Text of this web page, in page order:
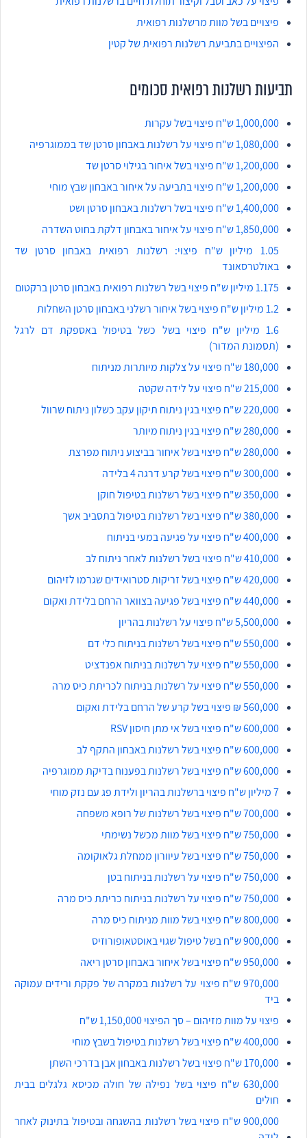
פיצויים בשל מוות מרשלנות רפואית
הפיצויים בתביעת רשלנות רפואית של קטין
תביעות רשלנות רפואית סכומים
1,000,000 ש"ח פיצוי בשל עקרות
1,080,000 ש"ח פיצוי על רשלנות באבחון סרטן שד בממוגרפיה
1,200,000 ש"ח פיצוי בשל איחור בגילוי סרטן שד
1,200,000 ש"ח פיצוי בתביעה על איחור באבחון שבץ מוחי
1,400,000 ש"ח פיצוי בשל רשלנות באבחון סרטן ושט
1,850,000 ש"ח פיצוי על איחור באבחון דלקת בחוט השדרה
1.05 מיליון ש"ח פיצוי: רשלנות רפואית באבחון סרטן שד
באולטרסאונד
1.175 מיליון ש"ח פיצוי בשל רשלנות רפואית באבחון סרטן ברקטום
1.2 מיליון ש"ח פיצוי בשל איחור רשלני באבחון סרטן השחלות
1.6 מיליון ש"ח פיצוי בשל כשל בטיפול באספקת דם לרגל
(תסמונת המדור)
180,000 ש"ח פיצוי על צלקות מיותרות מניתוח
215,000 ש"ח פיצוי על לידה שקטה
220,000 ש"ח פיצוי בגין ניתוח תיקון עקב כשלון ניתוח שרוול
280,000 ש"ח פיצוי בגין ניתוח מיותר
280,000 ש"ח פיצוי בשל איחור בביצוע ניתוח מפרצת
300,000 ש"ח פיצוי בשל קרע דרגה 4 בלידה
350,000 ש"ח פיצוי בשל רשלנות בטיפול חוקן
380,000 ש"ח פיצוי בשל רשלנות בטיפול בתסביב אשך
400,000 ש"ח פיצוי על פגיעה במעי בניתוח
410,000 ש"ח פיצוי בשל רשלנות לאחר ניתוח לב
420,000 ש"ח פיצוי בשל זריקות סטרואידים שגרמו לזיהום
440,000 ש"ח פיצוי בשל פגיעה בצוואר הרחם בלידת ואקום
5,500,000 ש"ח פיצוי על רשלנות בהריון
550,000 ש"ח פיצוי בשל רשלנות בניתוח כלי דם
550,000 ש"ח פיצוי על רשלנות בניתוח אפנדציט
550,000 ש"ח פיצוי על רשלנות בניתוח לכריתת כיס מרה
560,000 ₪ פיצוי בשל קרע של הרחם בלידת ואקום
600,000 ש"ח פיצוי בשל אי מתן חיסון RSV
600,000 ש"ח פיצוי בשל רשלנות באבחון התקף לב
600,000 ש"ח פיצוי בשל רשלנות בפענוח בדיקת ממוגרפיה
7 מיליון ש"ח פיצוי ברשלנות בהריון ולידת פג עם נזק מוחי
700,000 ש"ח פיצוי בשל רשלנות של רופא משפחה
750,000 ש"ח פיצוי בשל מוות מכשל נשימתי
750,000 ש"ח פיצוי בשל עיוורון ממחלת גלאוקומה
750,000 ש"ח פיצוי על רשלנות בניתוח בטן
750,000 ש"ח פיצוי על רשלנות בניתוח כריתת כיס מרה
800,000 ש"ח פיצוי בשל מוות מניתוח כיס מרה
900,000 ש"ח בשל טיפול שגוי באוסטאופורוזיס
950,000 ש"ח פיצוי בשל איחור באבחון סרטן ריאה
970,000 ש"ח פיצוי על רשלנות במקרה של פקקת ורידים עמוקה
ביד
פיצוי על מוות מזיהום – סך הפיצוי 1,150,000 ש"ח
400,000 ש"ח פיצוי בשל רשלנות בטיפול בשבץ מוחי
170,000 ש"ח פיצוי בשל רשלנות באבחון אבן בדרכי השתן
630,000 ש"ח פיצוי בשל נפילה של חולה מכיסא גלגלים בבית
חולים
900,000 ש"ח פיצוי בשל רשלנות בהשגחה ובטיפול בתינוק לאחר